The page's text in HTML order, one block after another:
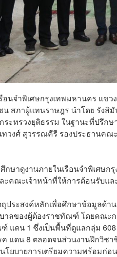
นจำพิเศษกรุงเทพมหานคร แข
สภาผู้แทนราษฎร นำโดย รังสิ
ระทรวงยุติธรรม ในฐานะที่ปรึก
ทวงศ์ สุวรรณคีรี รองประธาน
กษาดูงานภายในเรือนจำพิเศษ
ะคณะเจ้าหน้าที่ให้การต้อนรับแ
ประสงค์หลักเพื่อศึกษาข้อมูลด้
าลของผู้ต้องราชทัณฑ์ โดยคณะ
แดน 1 ซึ่งเป็นพื้นที่ดูแลกลุ่ม
ค แดน 8 ตลอดจนส่วนงานฝึกวิ
นโยบายการเตรียมความพร้อมก่